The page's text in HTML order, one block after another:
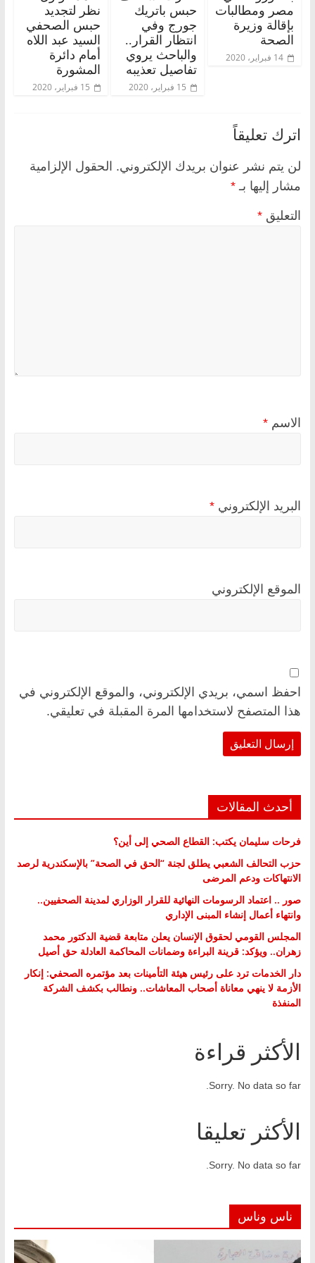
مصر ومطالبات
بإقالة وزيرة
الصحة
14 فبراير، 2020
حبس باتريك
جورج وفي
انتظار القرار..
والباحث يروي
تفاصيل تعذيبه
15 فبراير، 2020
نظر لتجديد
حبس الصحفي
السيد عبد اللاه
أمام دائرة
المشورة
15 فبراير، 2020
اترك تعليقاً
لن يتم نشر عنوان بريدك الإلكتروني. الحقول الإلزامية
مشار إليها بـ *
التعليق *
الاسم *
البريد الإلكتروني *
الموقع الإلكتروني
احفظ اسمي، بريدي الإلكتروني، والموقع الإلكتروني في
هذا المتصفح لاستخدامها المرة المقبلة في تعليقي.
أحدث المقالات
فرحات سليمان يكتب: القطاع الصحي إلى أين؟
حزب التحالف الشعبي يطلق لجنة “الحق في الصحة” بالإسكندرية لرصد
الانتهاكات ودعم المرضى
صور .. اعتماد الرسومات النهائية للقرار الوزاري لمدينة الصحفيين..
وانتهاء أعمال إنشاء المبنى الإداري
المجلس القومي لحقوق الإنسان يعلن متابعة قضية الدكتور محمد
زهران.. ويؤكد: قرينة البراءة وضمانات المحاكمة العادلة حق أصيل
دار الخدمات ترد على رئيس هيئة التأمينات بعد مؤتمره الصحفي: إنكار
الأزمة لا ينهي معاناة أصحاب المعاشات.. ونطالب بكشف الشركة
المنفذة
الأكثر قراءة
Sorry. No data so far.
الأكثر تعليقا
Sorry. No data so far.
ناس وناس